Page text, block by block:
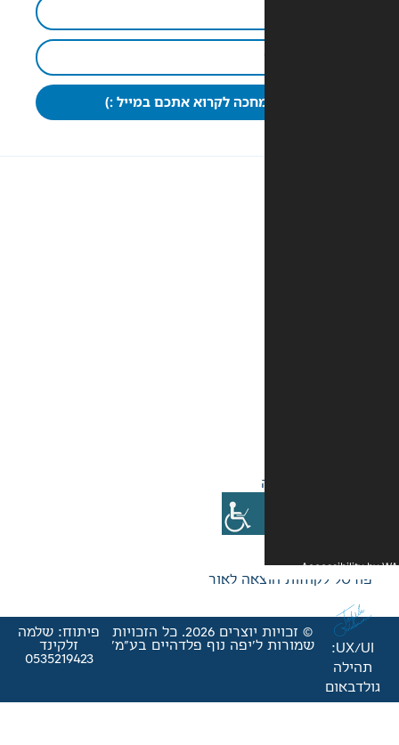
לקרוא אתכם במייל :)
לאור
© זכויות יוצרים 2026. כל הזכויות
נוף פלדהיים בע"מ'
פיתוח: שלמה
זלקינד